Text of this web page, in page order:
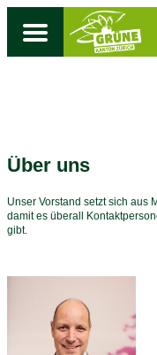
Über uns
Unser Vorstand setzt sich aus
damit es überall
gibt.